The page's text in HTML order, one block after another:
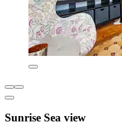
Sunrise Sea view